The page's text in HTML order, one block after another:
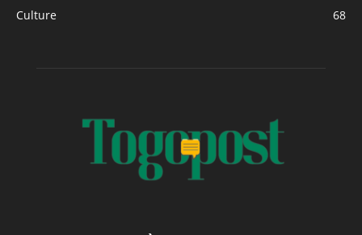
Culture
68